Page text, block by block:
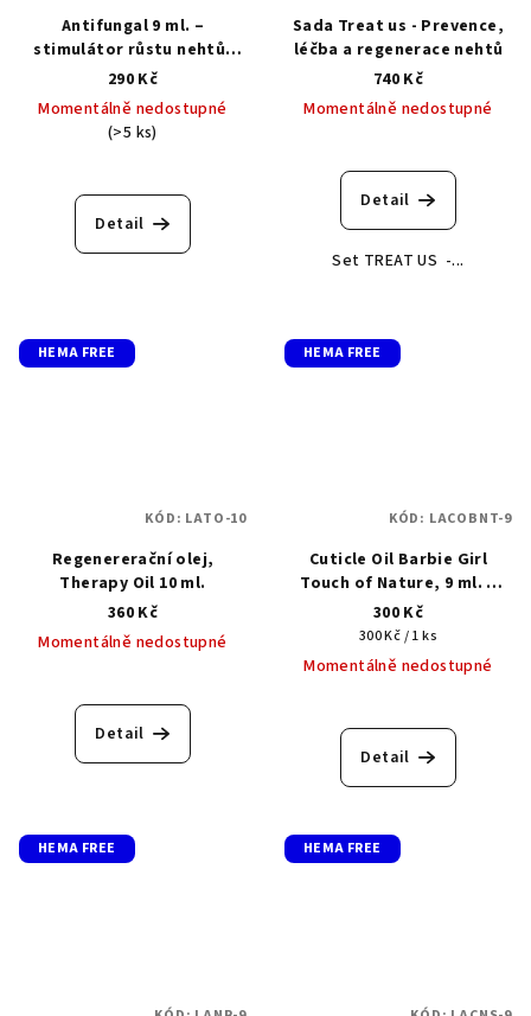
Antifungal 9 ml. –
stimulátor růstu nehtů,
léčba a prevence
plísňových onemocnění 9
ml.
290 Kč
Momentálně nedostupné
(>5 ks)
hodnocení
produktu
hvězdiček.
Detail
Sada Treat us - Prevence,
léčba a regenerace nehtů
740 Kč
Momentálně nedostupné
Detail
Set TREAT US -...
HEMA FREE
Regenererační olej,
Therapy Oil 10 ml.
360 Kč
Momentálně nedostupné
Detail
KÓD: LATO-10
HEMA FREE
Cuticle Oil Barbie Girl
Touch of Nature, 9 ml. –
olej na kůžičku
300 Kč
Měrná
cena:
300 Kč / 1 ks
Momentálně nedostupné
Detail
KÓD: LACOBNT-9
HEMA FREE HEMA FREE